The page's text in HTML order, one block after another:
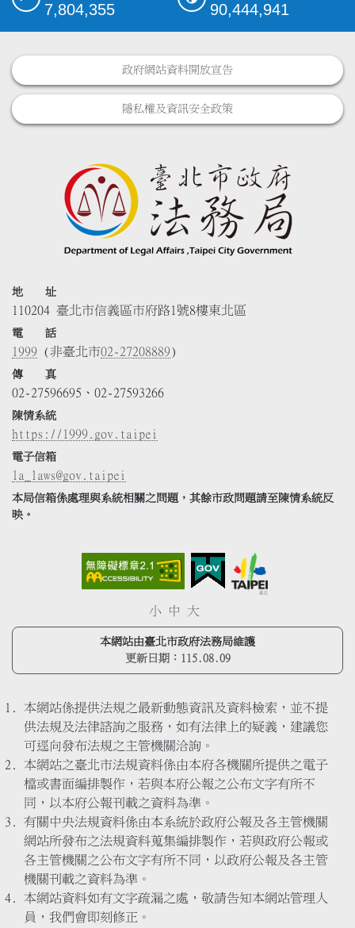
7,804,355 90,444,941
政府網站資料開放宣告
隱私權及資訊安全政策
地 址
110204 臺北市信義區市府路1號8樓東北區
電 話
1999 (非臺北市02-27208889)
傳 真
02-27596695、02-27593266
陳情系統
https://1999.gov.taipei
電子信箱
la_laws@gov.taipei
本局信箱係處理與系統相關之問題，其餘市政問題請至陳情系統反
映。
小 中 大
本網站由臺北市政府法務局維護
更新日期： 115.08.09
本網站係提供法規之最新動態資訊及資料檢索，並不提
供法規及法律諮詢之服務，如有法律上的疑義，建議您
可逕向發布法規之主管機關洽詢。
本網站之臺北市法規資料係由本府各機關所提供之電子
檔或書面編排製作，若與本府公報之公布文字有所不
同，以本府公報刊載之資料為準。
有關中央法規資料係由本系統於政府公報及各主管機關
網站所發布之法規資料蒐集編排製作，若與政府公報或
各主管機關之公布文字有所不同，以政府公報及各主管
機關刊載之資料為準。
本網站資料如有文字疏漏之處，敬請告知本網站管理人
員，我們會即刻修正。